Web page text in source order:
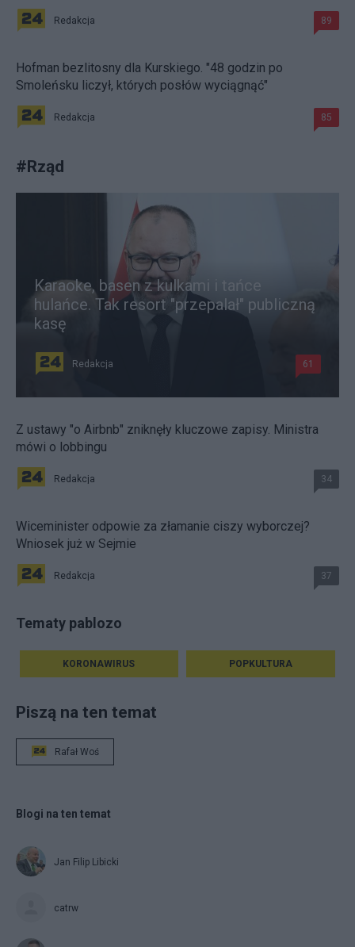
Redakcja 89
Hofman bezlitosny dla Kurskiego. "48 godzin po
Smoleńsku liczył, których posłów wyciągnąć"
Redakcja 85
#Rząd
Karaoke, basen z kulkami i tańce
hulańce. Tak resort "przepalał" publiczną
kasę
Redakcja 61
Z ustawy "o Airbnb" zniknęły kluczowe zapisy. Ministra
mówi o lobbingu
Redakcja 34
Wiceminister odpowie za złamanie ciszy wyborczej?
Wniosek już w Sejmie
Redakcja 37
Tematy pablozo
KORONAWIRUS POPKULTURA
Piszą na ten temat
Rafał Woś
Blogi na ten temat
Jan Filip Libicki
catrw